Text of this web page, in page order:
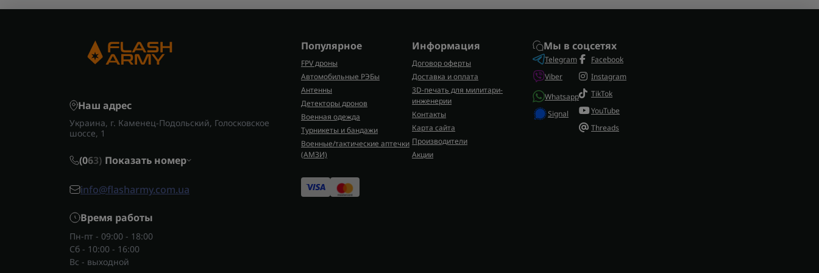
Наш адрес
Украина, г. Каменец-Подольский, Голосковское
шоссе, 1
(063) Показать номер
info@flasharmy.com.ua
Время работы
Пн-пт - 09:00 - 18:00
Сб - 10:00 - 16:00
Вс - выходной
Популярное
FPV дроны
Автомобильные РЭБы
Антенны
Детекторы дронов
Военная одежда
Турникеты и бандажи
Военные/тактические аптечки
(AMЗИ)
Информация
Договор оферты
Доставка и оплата
3D-печать для милитари-
инженерии
Контакты
Карта сайта
Производители
Акции
Мы в соцсетях
Telegram
Viber
Whatsapp
Signal
Facebook
Instagram
TikTok
YouTube
Threads